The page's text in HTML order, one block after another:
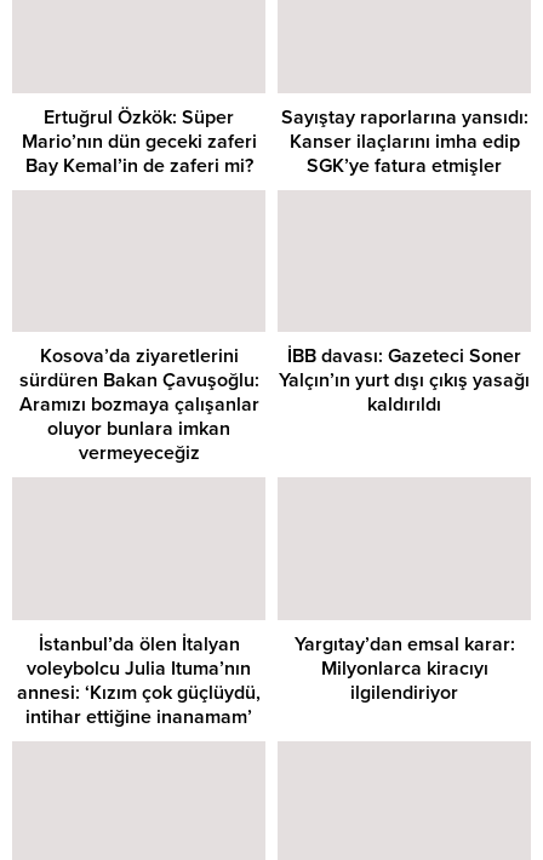
Ertuğrul Özkök: Süper
Mario’nın dün geceki zaferi
Bay Kemal’in de zaferi mi?
Sayıştay raporlarına yansıdı:
Kanser ilaçlarını imha edip
SGK’ye fatura etmişler
Kosova’da ziyaretlerini
sürdüren Bakan Çavuşoğlu:
Aramızı bozmaya çalışanlar
oluyor bunlara imkan
vermeyeceğiz
İBB davası: Gazeteci Soner
Yalçın’ın yurt dışı çıkış yasağı
kaldırıldı
İstanbul’da ölen İtalyan
voleybolcu Julia Ituma’nın
annesi: ‘Kızım çok güçlüydü,
intihar ettiğine inanamam’
Yargıtay’dan emsal karar:
Milyonlarca kiracıyı
ilgilendiriyor